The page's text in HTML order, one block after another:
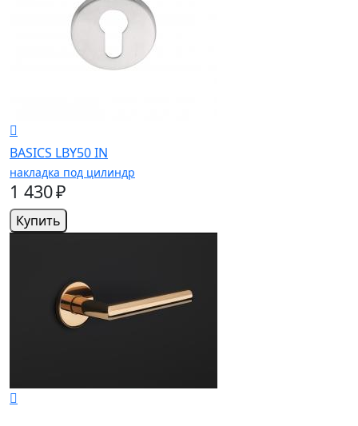
BASICS LBY50 IN
накладка под цилиндр
1 430 ₽
Купить